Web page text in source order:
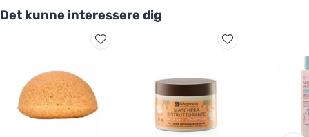
Det kunne interessere dig